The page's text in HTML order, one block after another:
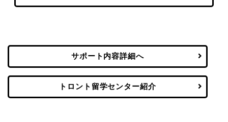
サポート内容詳細へ
トロント留学センター紹介